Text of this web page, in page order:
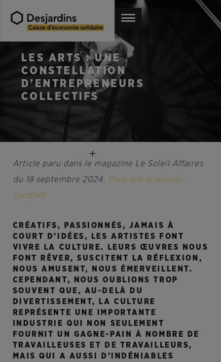
LES ARTS : UNE
CONSTELLATION
D’ENTREPRENEURS
COLLECTIFS
Article paru dans le magazine Le Soleil Affaires
du 18 septembre 2024. Pour lire le dossier
complet
CRÉATIFS, PASSIONNÉS, JAMAIS À
COURT D’IDÉES, LES ARTISTES FONT
VIVRE LA CULTURE. LEURS ŒUVRES NOUS
FONT RÊVER, SUSCITENT LA RÉFLEXION,
NOUS AMUSENT, NOUS ÉMERVEILLENT.
CEPENDANT, NOUS OUBLIONS TROP
SOUVENT QUE, AU-DELÀ DU
DIVERTISSEMENT, LA CULTURE
REPRÉSENTE UNE IMPORTANTE
INDUSTRIE QUI NON SEULEMENT
FOURNIT UN GAGNE-PAIN À NOMBRE DE
TRAVAILLEUSES ET DE TRAVAILLEURS,
MAIS QUI A AUSSI D’INDÉNIABLES